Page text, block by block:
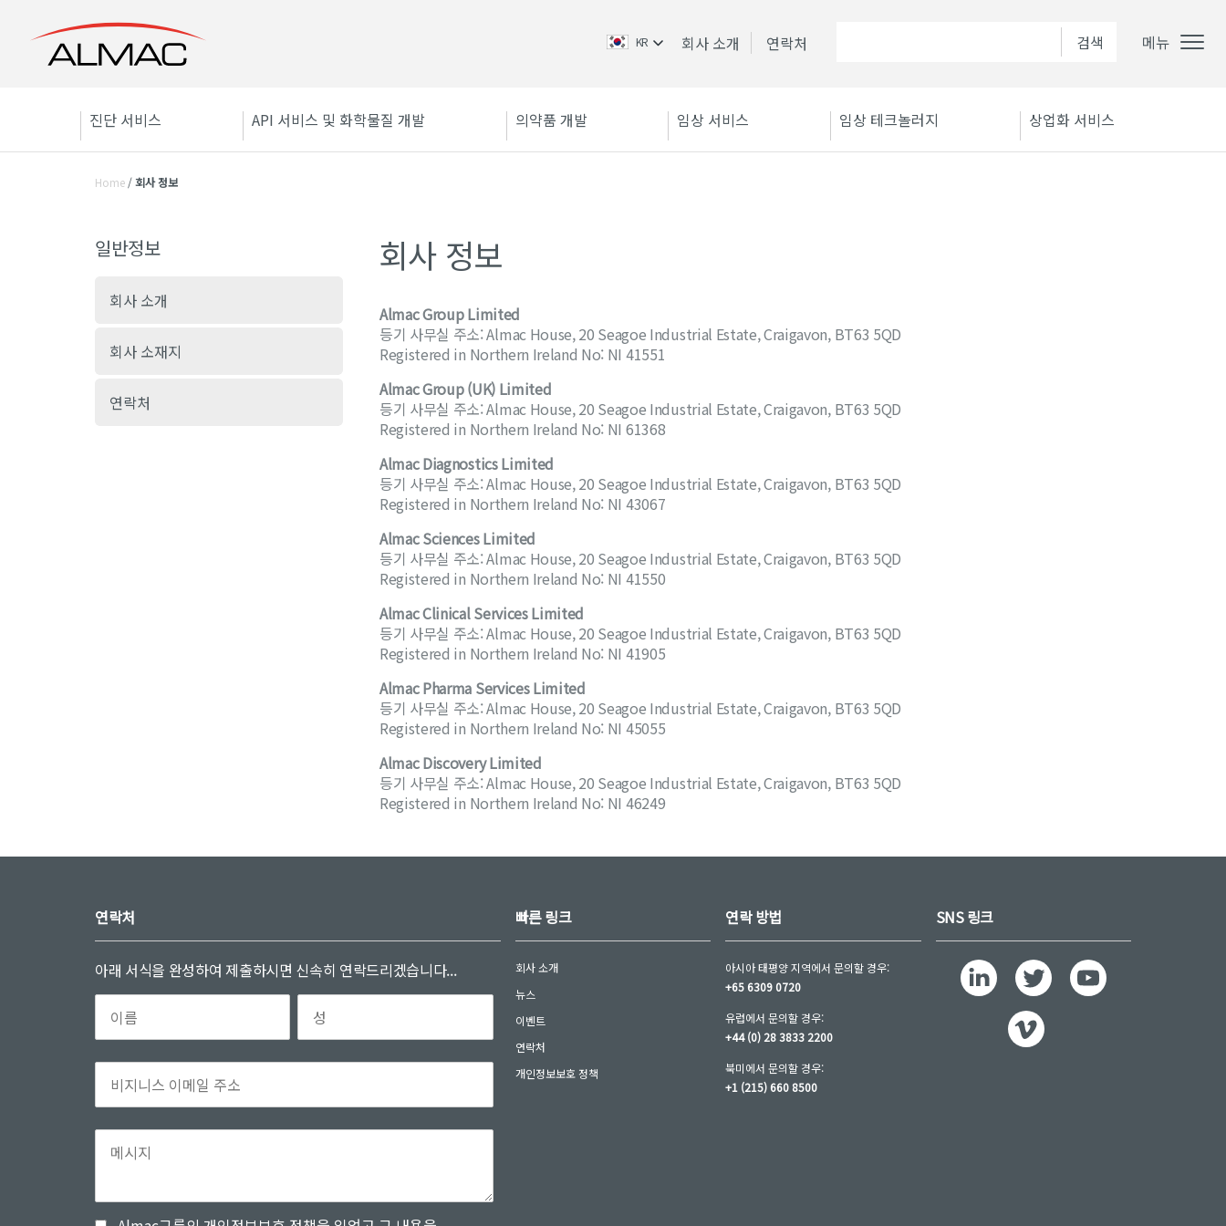
KR 회사 소개 연락처 메뉴
진단 서비스 API 서비스 및 화학물질 개발 의약품 개발 임상 서비스 임상 테크놀러지 상업화 서비스
Home /회사 정보
일반정보
회사 소개
회사 소재지
연락처
회사 정보
Almac Group Limited
등기 사무실 주소: Almac House, 20 Seagoe Industrial Estate, Craigavon, BT63 5QD
Registered in Northern Ireland No: NI 41551
Almac Group (UK) Limited
등기 사무실 주소: Almac House, 20 Seagoe Industrial Estate, Craigavon, BT63 5QD
Registered in Northern Ireland No: NI 61368
Almac Diagnostics Limited
등기 사무실 주소: Almac House, 20 Seagoe Industrial Estate, Craigavon, BT63 5QD
Registered in Northern Ireland No: NI 43067
Almac Sciences Limited
등기 사무실 주소: Almac House, 20 Seagoe Industrial Estate, Craigavon, BT63 5QD
Registered in Northern Ireland No: NI 41550
Almac Clinical Services Limited
등기 사무실 주소: Almac House, 20 Seagoe Industrial Estate, Craigavon, BT63 5QD
Registered in Northern Ireland No: NI 41905
Almac Pharma Services Limited
등기 사무실 주소: Almac House, 20 Seagoe Industrial Estate, Craigavon, BT63 5QD
Registered in Northern Ireland No: NI 45055
Almac Discovery Limited
등기 사무실 주소: Almac House, 20 Seagoe Industrial Estate, Craigavon, BT63 5QD
Registered in Northern Ireland No: NI 46249
연락처
아래 서식을 완성하여 제출하시면 신속히 연락드리겠습니다...
빠른 링크
회사 소개
뉴스
이벤트
연락처
개인정보보호 정책
연락 방법
아시아 태평양 지역에서 문의할 경우:
+65 6309 0720
유럽에서 문의할 경우:
+44 (0) 28 3833 2200
북미에서 문의할 경우:
+1 (215) 660 8500
SNS 링크